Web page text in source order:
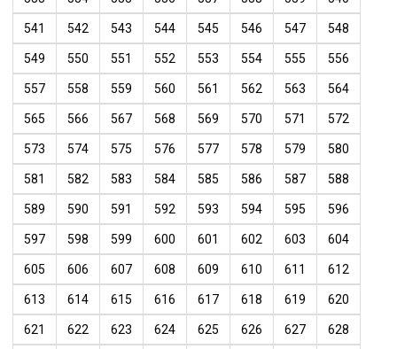
541 542 543 544 545 546 547 548
549 550 551 552 553 554 555 556
557 558 559 560 561 562 563 564
565 566 567 568 569 570 571 572
573 574 575 576 577 578 579 580
581 582 583 584 585 586 587 588
589 590 591 592 593 594 595 596
597 598 599 600 601 602 603 604
605 606 607 608 609 610 611 612
613 614 615 616 617 618 619 620
621 622 623 624 625 626 627 628